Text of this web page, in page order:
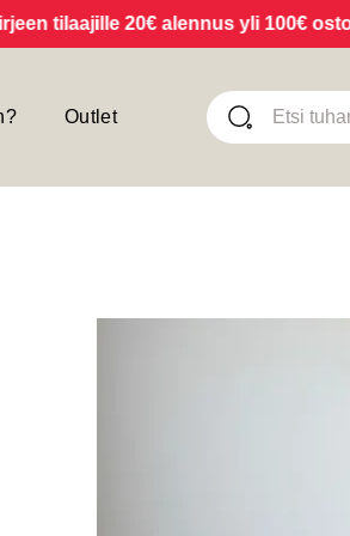
tilaajille 20€ alennus yli 100€
Outlet